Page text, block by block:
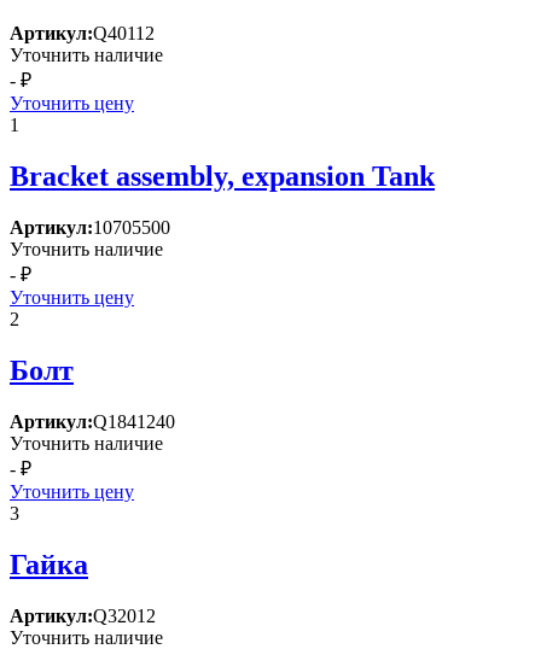
Артикул:Q40112
Уточнить наличие
- ₽
Уточнить цену
1
Bracket assembly, expansion Tank
Артикул:10705500
Уточнить наличие
- ₽
Уточнить цену
2
Болт
Артикул:Q1841240
Уточнить наличие
- ₽
Уточнить цену
3
Гайка
Артикул:Q32012
Уточнить наличие